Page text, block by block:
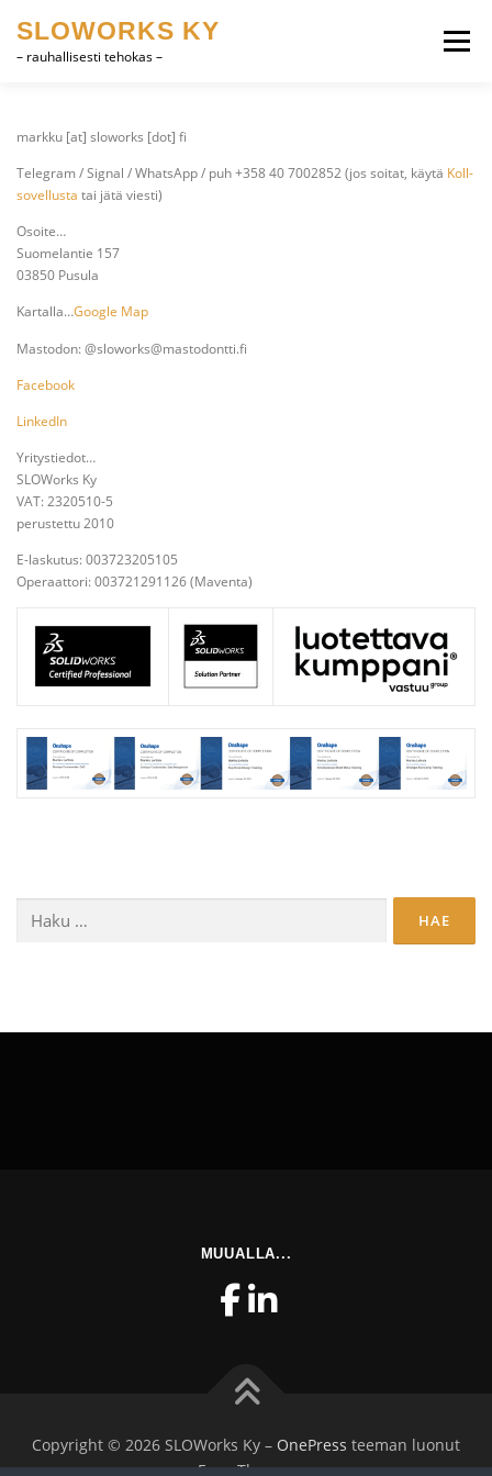
sisältöön
SLOWORKS KY
– rauhallisesti tehokas –
Valikko
HEVOSET MUUTA
markku [at] sloworks [dot] fi
Telegram / Signal / WhatsApp / puh +358 40 7002852 (jos soitat, käytä Koll-
sovellusta tai jätä viesti)
Osoite…
Suomelantie 157
03850 Pusula
Kartalla…Google Map
Mastodon: @sloworks@mastodontti.fi
Facebook
LinkedIn
Yritystiedot…
SLOWorks Ky
VAT: 2320510-5
perustettu 2010
E-laskutus: 003723205105
Operaattori: 003721291126 (Maventa)
MUUALLA...
Copyright © 2026 SLOWorks Ky – OnePress teeman luonut
FameThemes